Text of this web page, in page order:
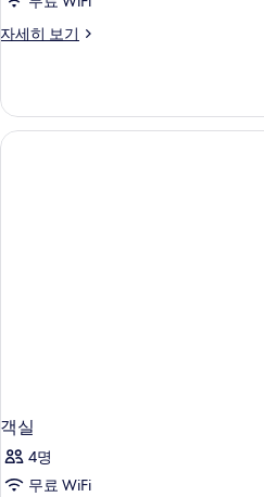
자세히 보기
객
히
보
기
객실
4명
무료 WiFi